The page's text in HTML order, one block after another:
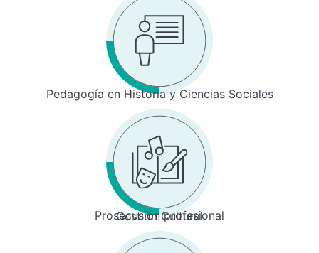
Pedagogía en Historia y Ciencias Sociales
Prosecusión profesional
Gestión Cultural